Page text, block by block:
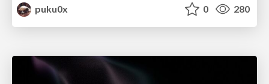
puku0x
0 280